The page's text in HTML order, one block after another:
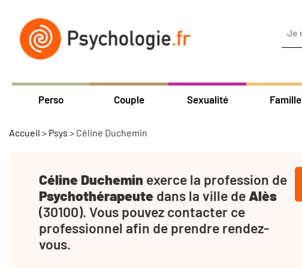
Perso Couple Sexualité Famille
Accueil > Psys > Céline Duchemin
Céline Duchemin exerce la profession de
Psychothérapeute dans la ville de Alès
(30100). Vous pouvez contacter ce
professionnel afin de prendre rendez-
vous.